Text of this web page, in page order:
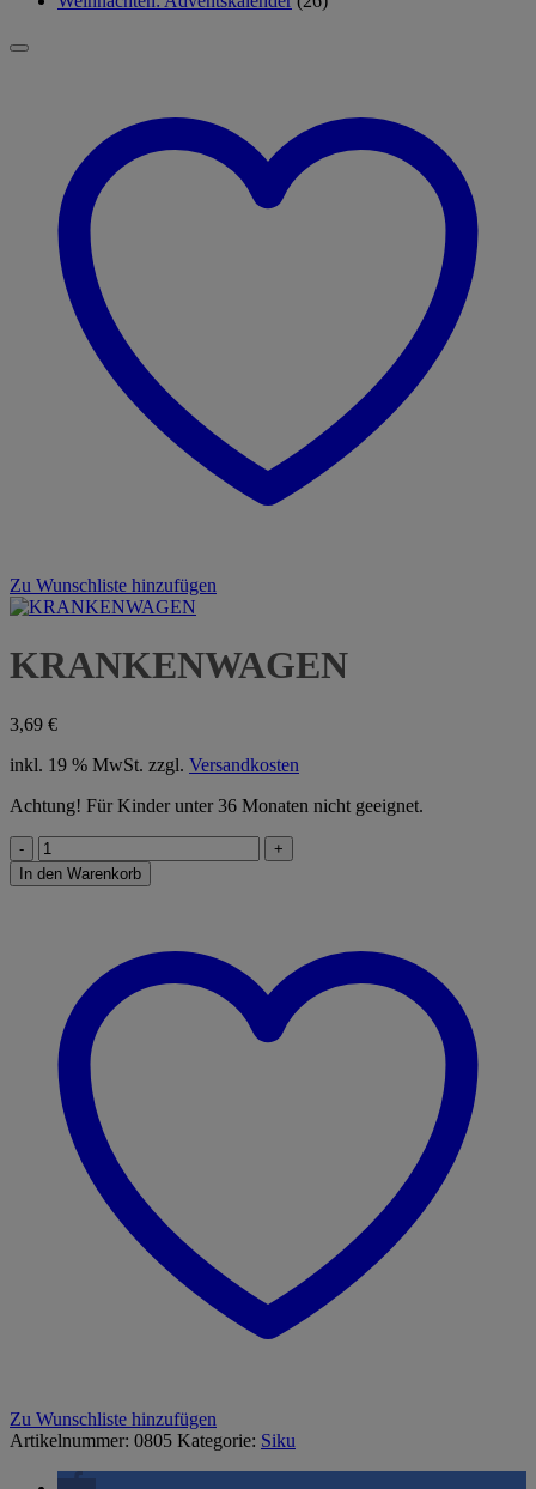
Zu Wunschliste hinzufügen
KRANKENWAGEN
3,69 €
inkl. 19 % MwSt. zzgl. Versandkosten
Achtung! Für Kinder unter 36 Monaten nicht geeignet.
KRANKENWAGEN
Menge
In den Warenkorb
Zu Wunschliste hinzufügen
Artikelnummer: 0805 Kategorie: Siku